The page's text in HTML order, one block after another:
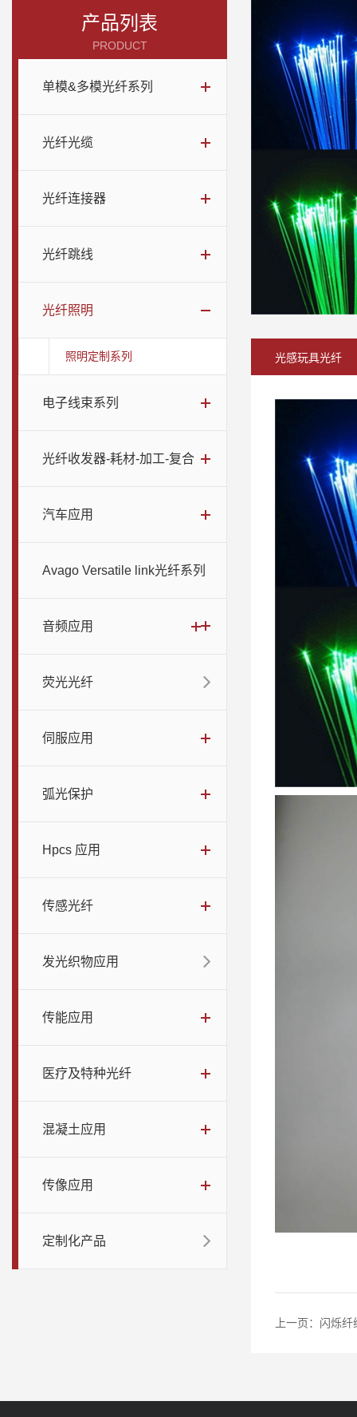
产品列表
PRODUCT
单模&多模光纤系列
光纤光缆
光纤连接器
光纤跳线
光纤照明
照明定制系列
电子线束系列
光纤收发器-耗材-加工-复合
汽车应用
Avago Versatile link光纤系列
音频应用
荧光光纤
伺服应用
弧光保护
Hpcs 应用
传感光纤
发光织物应用
传能应用
医疗及特种光纤
混凝土应用
传像应用
定制化产品
光感玩具光纤
上一页： 闪烁纤